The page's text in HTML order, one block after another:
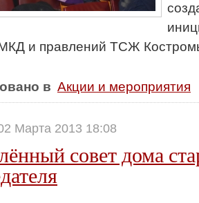
и правлений ТСЖ
в Акции и мероприятия
Марта 2013 18:08
совет дома